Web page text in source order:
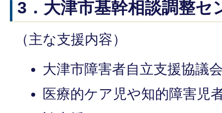
3．大津市基幹相談調整セ
（主な支援内容）
大津市障害者自立支援協議
医療的ケア児や知的障害児